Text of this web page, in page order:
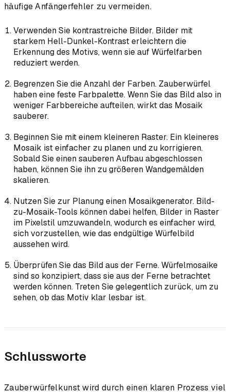
häufige Anfängerfehler zu vermeiden.
Verwenden Sie kontrastreiche Bilder. Bilder mit
starkem Hell-Dunkel-Kontrast erleichtern die
Erkennung des Motivs, wenn sie auf Würfelfarben
reduziert werden.
Begrenzen Sie die Anzahl der Farben. Zauberwürfel
haben eine feste Farbpalette. Wenn Sie das Bild also in
weniger Farbbereiche aufteilen, wirkt das Mosaik
sauberer.
Beginnen Sie mit einem kleineren Raster. Ein kleineres
Mosaik ist einfacher zu planen und zu korrigieren.
Sobald Sie einen sauberen Aufbau abgeschlossen
haben, können Sie ihn zu größeren Wandgemälden
skalieren.
Nutzen Sie zur Planung einen Mosaikgenerator. Bild-
zu-Mosaik-Tools können dabei helfen, Bilder in Raster
im Pixelstil umzuwandeln, wodurch es einfacher wird,
sich vorzustellen, wie das endgültige Würfelbild
aussehen wird.
Überprüfen Sie das Bild aus der Ferne. Würfelmosaike
sind so konzipiert, dass sie aus der Ferne betrachtet
werden können. Treten Sie gelegentlich zurück, um zu
sehen, ob das Motiv klar lesbar ist.
Schlussworte
Zauberwürfelkunst wird durch einen klaren Prozess viel